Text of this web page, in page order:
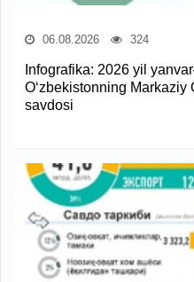
06.08.2026 324
Infografika: 2026 yil
O‘zbekistonning
savdosi